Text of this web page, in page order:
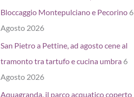
Bloccaggio Montepulciano e Pecorino 6
Agosto 2026
San Pietro a Pettine, ad agosto cene al
tramonto tra tartufo e cucina umbra 6
Agosto 2026
Aquagranda, il parco acquatico coperto